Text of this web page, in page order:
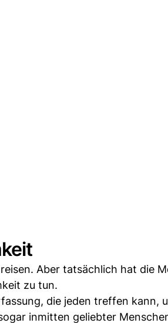
Aber tatsächlich hat die
zu tun.
die jeden treffen kann,
inmitten geliebter